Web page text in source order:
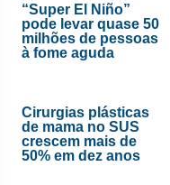
“Super El Niño”
pode levar quase 50
milhões de pessoas
à fome aguda
Cirurgias plásticas
de mama no SUS
crescem mais de
50% em dez anos